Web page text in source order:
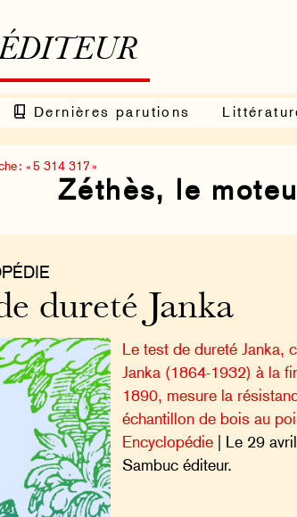
Dernières parutions
: « 5 314 317 »
Zéthès, le
dureté Janka
Le test de dureté Janka,
Janka (1864-1932) à la
1890, mesure la
échantillon de bois au
Encyclopédie | Le 29
Sambuc éditeur.